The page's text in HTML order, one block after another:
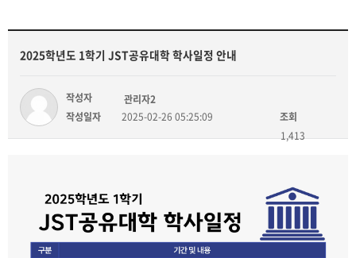
2025학년도 1학기 JST공유대학 학사일정 안내
작성자
관리자2
작성일자
2025-02-26 05:25:09
조회
1,413